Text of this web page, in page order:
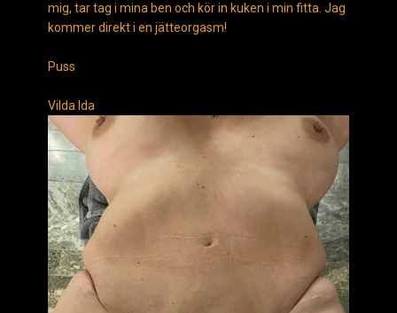
mig, tar tag i mina ben och kör in kuken i min fitta. Jag
kommer direkt i en jätteorgasm!
Puss
Vilda Ida